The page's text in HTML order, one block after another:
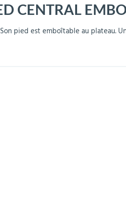
Barrières de sécurité
parking
Plaques Loi BLANQUER
CENTRAL
pied est emboîtable au plateau.